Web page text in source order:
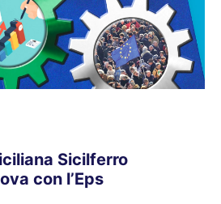
Sicilferro
con l’Eps